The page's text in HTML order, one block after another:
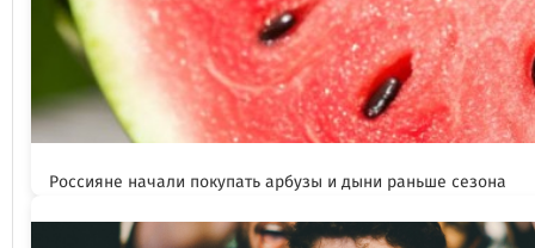
Россияне начали покупать арбузы и дыни раньше сезона